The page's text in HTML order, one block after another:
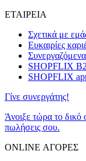
ΕΤΑΙΡΕΙΑ
Σχετικά με
Ευκαιρίες
SHOPFLIX
SHOPFLIX
Γίνε συνεργάτης!
Άνοιξε τώρα το
πωλήσεις σου.
ONLINE ΑΓΟΡΕΣ